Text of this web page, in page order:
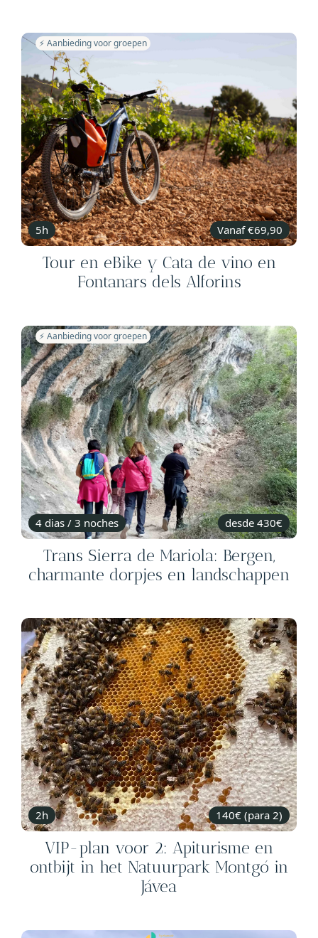
5h Vanaf €69,90
⚡️ Aanbieding voor groepen
Tour en eBike y Cata de vino en
Fontanars dels Alforins
4 dias / 3 noches desde 430€
⚡️ Aanbieding voor groepen
Trans Sierra de Mariola: Bergen,
charmante dorpjes en landschappen
2h 140€ (para 2)
VIP-plan voor 2: Apiturisme en
ontbijt in het Natuurpark Montgó in
Jávea